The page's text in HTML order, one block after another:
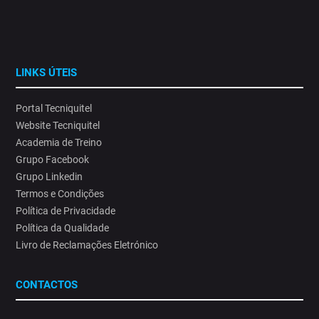
LINKS ÚTEIS
Portal Tecniquitel
Website Tecniquitel
Academia de Treino
Grupo Facebook
Grupo Linkedin
Termos e Condições
Política de Privacidade
Política da Qualidade
Livro de Reclamações Eletrónico
CONTACTOS